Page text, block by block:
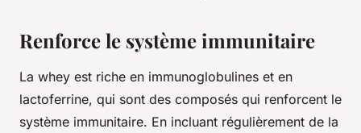
Renforce le système immunitaire
La whey est riche en immunoglobulines et en
lactoferrine, qui sont des composés qui renforcent le
système immunitaire. En incluant régulièrement de la